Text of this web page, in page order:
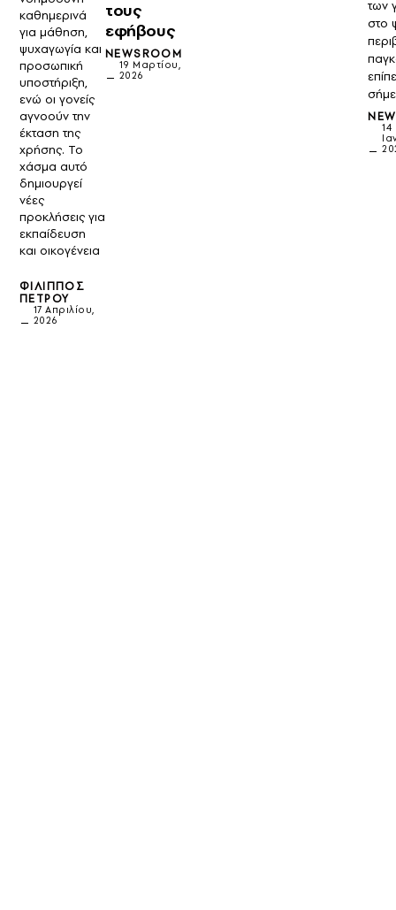
καθημερινά
για μάθηση,
ψυχαγωγία και
προσωπική
υποστήριξη,
ενώ οι γονείς
αγνοούν την
έκταση της
χρήσης. Το
χάσμα αυτό
δημιουργεί
νέες
προκλήσεις για
εκπαίδευση
και οικογένεια
ΦΊΛΙΠΠΟΣ
ΠΈΤΡΟΥ
17 Απριλίου,
2026
τους
εφήβους
NEWSROOM
19 Μαρτίου,
2026
των
στο
14